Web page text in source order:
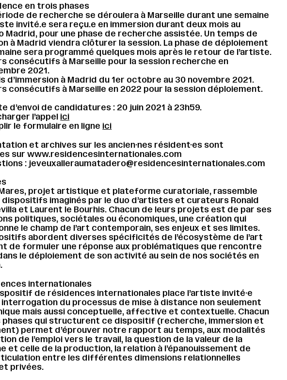
en trois phases
de recherche se déroulera à Marseille durant une semaine
invité.e sera reçu.e en immersion durant deux mois au
Madrid, pour une phase de recherche assistée. Un temps de
à Madrid viendra clôturer la session. La phase de déploiement
sera programmé quelques mois après le retour de l’artiste.
consécutifs à Marseille pour la session recherche en
2021.
d’immersion à Madrid du 1er octobre au 30 novembre 2021.
consécutifs à Marseille en 2022 pour la session déploiement.
d’envoi de candidatures : 20 juin 2021 à 23h59.
l’appel ici
le formulaire en ligne ici
et archives sur les ancien·nes résident·es sont
sur www.residencesinternationales.com
: jeveuxalleraumatadero@residencesinternationales.com
projet artistique et plateforme curatoriale, rassemble
dispositifs imaginés par le duo d’artistes et curateurs Ronald
et Laurent le Bourhis. Chacun de leurs projets est de par ses
politiques, sociétales ou économiques, une création qui
le champ de l’art contemporain, ses enjeux et ses limites.
abordent diverses spécificités de l’écosystème de l’art
de formuler une réponse aux problématiques que rencontre
le déploiement de son activité au sein de nos sociétés en
internationales
de résidences internationales place l’artiste invité·e
interrogation du processus de mise à distance non seulement
mais aussi conceptuelle, affective et contextuelle. Chacun
qui structurent ce dispositif (recherche, immersion et
permet d’éprouver notre rapport au temps, aux modalités
de l’emploi vers le travail, la question de la valeur de la
et celle de la production, la relation à l’épanouissement de
entre les différentes dimensions relationnelles
privées.